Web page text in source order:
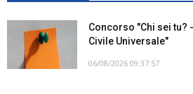
Concorso "Chi sei tu?
Civile Universale"
06/08/2026 09:37:57